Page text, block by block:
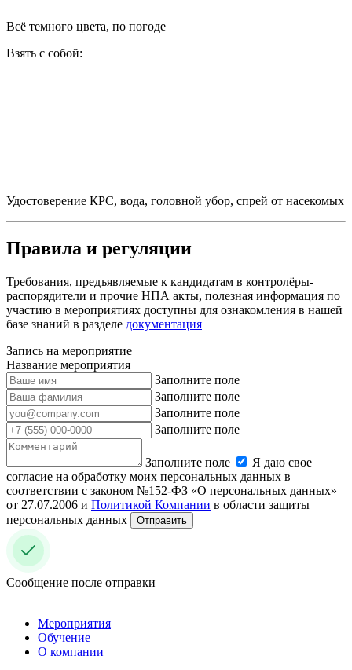
Всё темного цвета, по погоде
Взять с собой:
Удостоверение КРС, вода, головной убор, спрей от насекомых
Правила и регуляции
Требования, предъявляемые к кандидатам в контролёры-
распорядители и прочие НПА акты, полезная информация по
участию в мероприятиях доступны для ознакомления в нашей
базе знаний в разделе документация
Запись на мероприятие
Название мероприятия
Заполните поле
Заполните поле
Заполните поле
Заполните поле
Заполните поле
Я даю свое
согласие на обработку моих персональных данных в
соответствии с законом №152-ФЗ «О персональных данных»
от 27.07.2006 и Политикой Компании в области защиты
персональных данных
Отправить
Сообщение после отправки
Мероприятия
Обучение
О компании